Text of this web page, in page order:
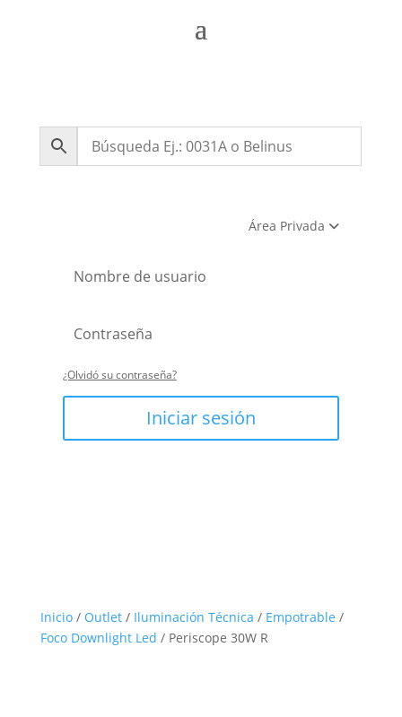
Área Privada
¿Olvidó su contraseña?
Iniciar sesión
Inicio/ Outlet/ Iluminación Técnica / Empotrable /
Foco Downlight Led / Periscope 30W R